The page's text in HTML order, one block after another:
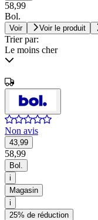
58,99
Bol.
Voir Voir le produit
Trier par:
Le moins cher
Non avis
43,99
58,99
Bol.
i
Magasin
i
25% de réduction